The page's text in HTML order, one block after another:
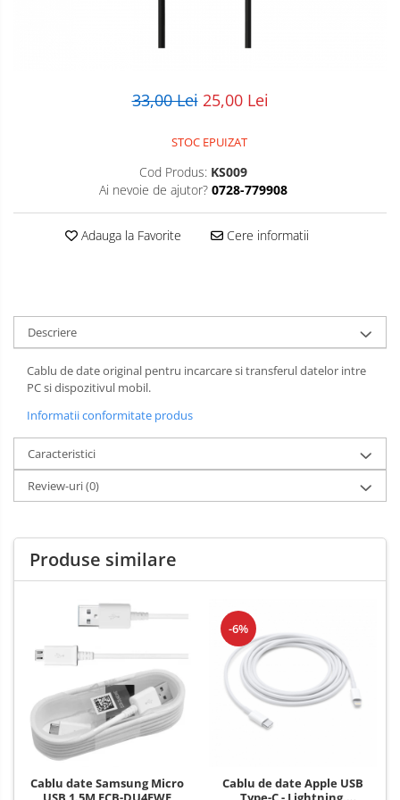
33,00 Lei 25,00 Lei
STOC EPUIZAT
Cod Produs: KS009
Ai nevoie de ajutor? 0728-779908
Adauga la Favorite Cere informatii
Descriere
Cablu de date original pentru incarcare si transferul datelor intre
PC si dispozitivul mobil.
Informatii conformitate produs
Caracteristici
Review-uri(0)
Produse similare
Cablu date Samsung Micro
-6%
Cablu de date Apple USB